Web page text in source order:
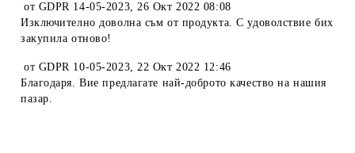
от GDPR 14-05-2023,26 Окт 2022 08:08
Изключително доволна съм от продукта. С удоволствие бих
закупила отново!
от GDPR 10-05-2023,22 Окт 2022 12:46
Благодаря. Вие предлагате най-доброто качество на нашия
пазар.